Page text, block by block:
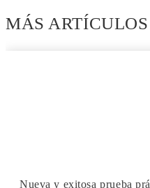
MÁS ARTÍCULOS
Nueva y exitosa prueba